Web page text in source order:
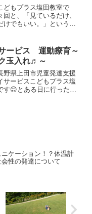
どもプラス塩田教室で
と、「見ているだけ、
けでもいい。」という話
というお話です。 ②そし
ること自体...
ービス 運動療育～
玉入れ♬～
野県上田市児童発達支援
サービスこどもプラス塩
す😊とある日に行った運
ケーション！？体温計
性の発達について